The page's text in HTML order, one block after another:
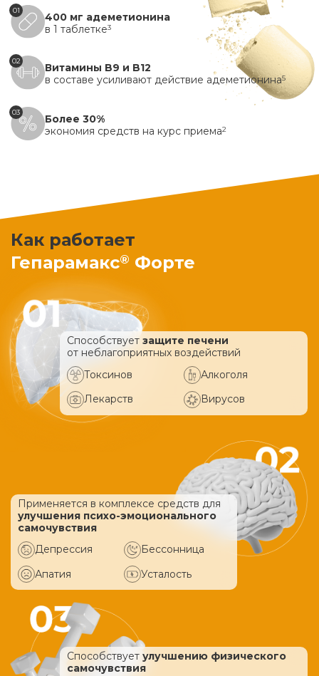
01
400 мг адеметионина
в 1 таблетке3
02
Витамины B9 и B12
в составе усиливают действие адеметионина5
03
Более 30%
экономия средств на курс приема2
Как работает
Гепарамакс® Форте
Способствует защите печени
от неблагоприятных воздействий
Токсинов
Алкоголя
Лекарств
Вирусов
Применяется в комплексе средств для
улучшения психо-эмоционального
самочувствия
Депрессия
Бессонница
Апатия
Усталость
Способствует улучшению физического
самочувствия